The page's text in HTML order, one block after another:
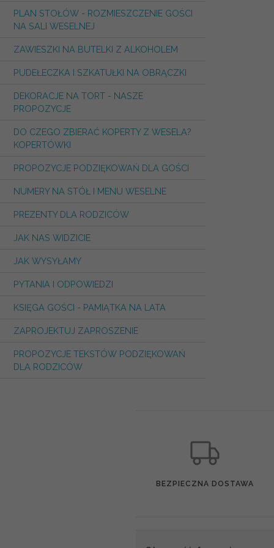
PLAN STOŁÓW - ROZMIESZCZENIE GOŚCI
NA SALI WESELNEJ
ZAWIESZKI NA BUTELKI Z ALKOHOLEM
PUDEŁECZKA I SZKATUŁKI NA OBRĄCZKI
DEKORACJE NA TORT - NASZE
PROPOZYCJE
DO CZEGO ZBIERAĆ KOPERTY Z WESELA?
KOPERTÓWKI
PROPOZYCJE PODZIĘKOWAŃ DLA GOŚCI
NUMERY NA STÓŁ I MENU WESELNE
PREZENTY DLA RODZICÓW
JAK NAS WIDZICIE
JAK WYSYŁAMY
PYTANIA I ODPOWIEDZI
KSIĘGA GOŚCI - PAMIĄTKA NA LATA
ZAPROJEKTUJ ZAPROSZENIE
PROPOZYCJE TEKSTÓW PODZIĘKOWAŃ
DLA RODZICÓW
BEZPIECZNA DOSTAWA